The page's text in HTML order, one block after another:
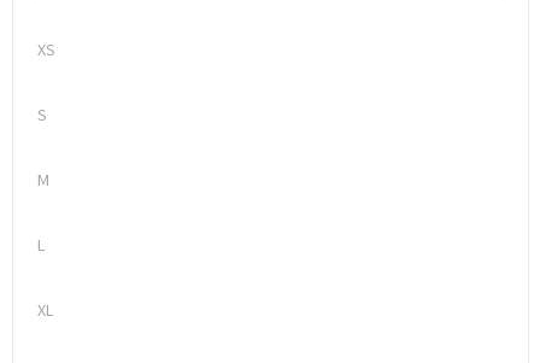
Toilettassen
Trolleys
XS
S
M
L
XL